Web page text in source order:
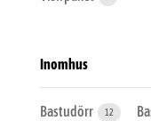
Inomhus
Bastudörr 12